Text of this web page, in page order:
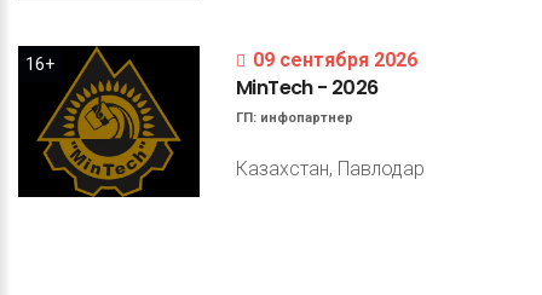
16+ 09 сентября 2026
MinTech- 2026
ГП: инфопартнер
Казахстан, Павлодар